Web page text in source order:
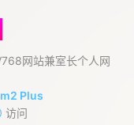
网站兼室长个人网
Plus
访问